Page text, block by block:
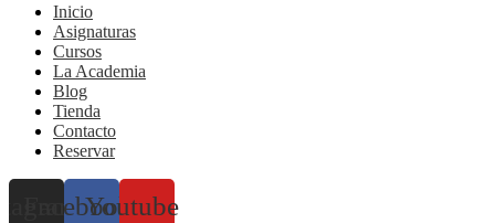
Inicio
Asignaturas
Cursos
La Academia
Blog
Tienda
Contacto
Reservar
FacebookYoutube